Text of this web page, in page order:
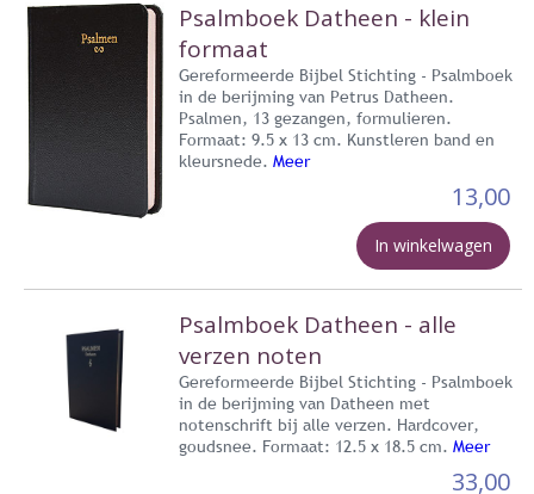
Psalmboek Datheen - klein
formaat
Gereformeerde Bijbel Stichting - Psalmboek
in de berijming van Petrus Datheen.
Psalmen, 13 gezangen, formulieren.
Formaat: 9.5 x 13 cm. Kunstleren band en
kleursnede. Meer
13,00
In winkelwagen
Psalmboek Datheen - alle
verzen noten
Gereformeerde Bijbel Stichting - Psalmboek
in de berijming van Datheen met
notenschrift bij alle verzen. Hardcover,
goudsnee. Formaat: 12.5 x 18.5 cm. Meer
33,00